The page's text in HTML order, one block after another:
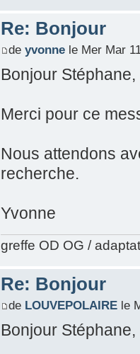
Re: Bonjour
de yvonnele Mer Mar
Bonjour Stéphane,
Merci pour ce
Nous attendons
recherche.
Yvonne
greffe OD OG /
Re: Bonjour
de LOUVEPOLAIREle
Bonjour Stéphane,